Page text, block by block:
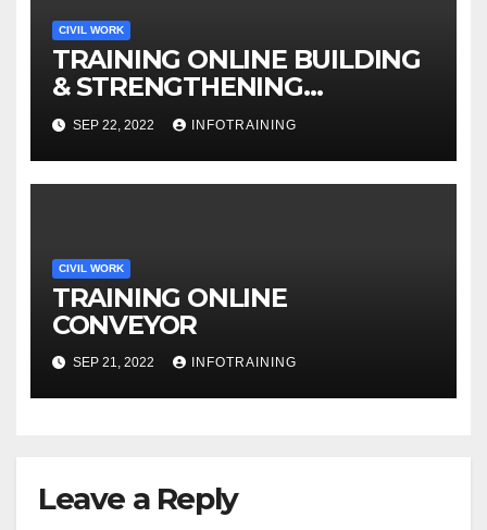
CIVIL WORK
TRAINING ONLINE BUILDING
& STRENGTHENING
NEGOTIATING LEVERAGE
SEP 22, 2022 INFOTRAINING
CIVIL WORK
TRAINING ONLINE
CONVEYOR
SEP 21, 2022 INFOTRAINING
Leave a Reply